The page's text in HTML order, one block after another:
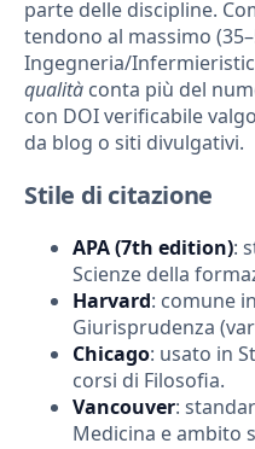
parte delle discipline.
tendono al massimo
Ingegneria/
qualità conta più del
con DOI verificabile
da blog o siti divulgativi.
Stile di citazione
APA (7th edition):
Scienze della
Harvard: comune
Giurisprudenza
Chicago: usato in
corsi di Filosofia.
Vancouver:
Medicina e ambito